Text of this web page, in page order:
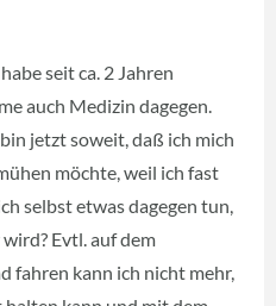
seit ca. 2 Jahren
auch Medizin dagegen.
jetzt soweit, daß ich mich
möchte, weil ich fast
selbst etwas dagegen tun,
Evtl. auf dem
fahren kann ich nicht mehr,